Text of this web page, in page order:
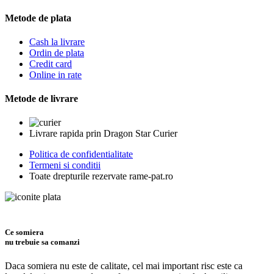
Metode de plata
Cash la livrare
Ordin de plata
Credit card
Online in rate
Metode de livrare
Livrare rapida prin Dragon Star Curier
Politica de confidentialitate
Termeni si conditii
Toate drepturile rezervate rame-pat.ro
Ce somiera
nu trebuie sa comanzi
Daca somiera nu este de calitate, cel mai important risc este ca